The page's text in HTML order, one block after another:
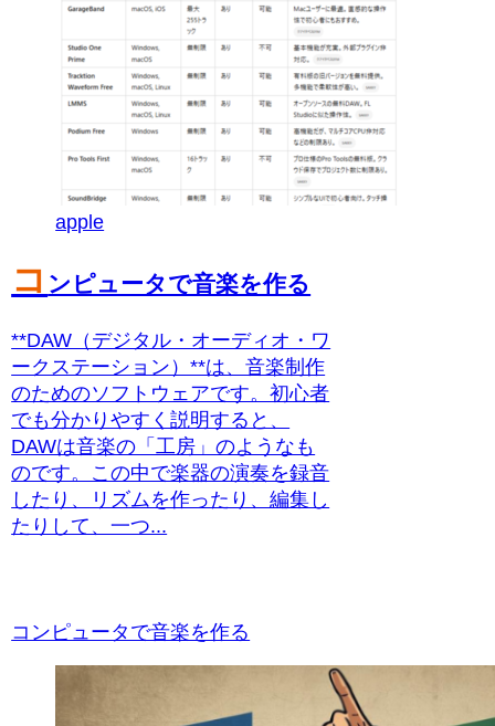
apple
コ ンピュータで音楽を作る
**DAW（デジタル・オーディオ・ワ
ークステーション）**は、音楽制作
のためのソフトウェアです。初心者
でも分かりやすく説明すると、
DAWは音楽の「工房」のようなも
のです。この中で楽器の演奏を録音
したり、リズムを作ったり、編集し
たりして、一つ...
コンピュータで音楽を作る